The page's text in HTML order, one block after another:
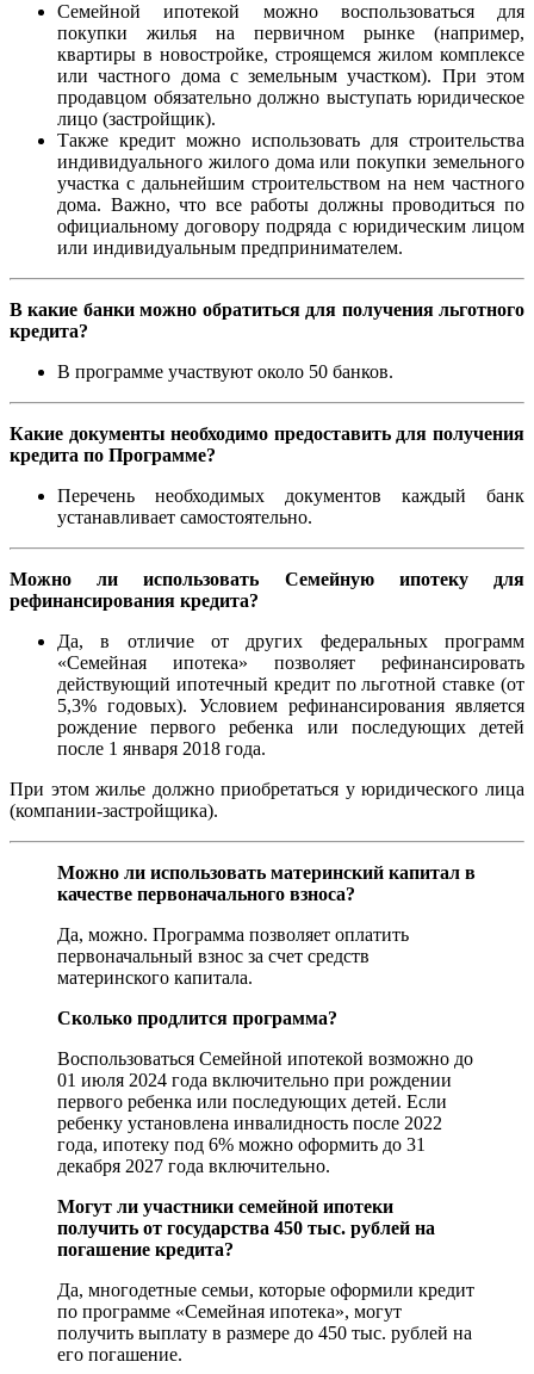
Семейной ипотекой можно воспользоваться для
покупки жилья на первичном рынке (например,
квартиры в новостройке, строящемся жилом комплексе
или частного дома с земельным участком). При этом
продавцом обязательно должно выступать юридическое
лицо (застройщик).
Также кредит можно использовать для строительства
индивидуального жилого дома или покупки земельного
участка с дальнейшим строительством на нем частного
дома. Важно, что все работы должны проводиться по
официальному договору подряда с юридическим лицом
или индивидуальным предпринимателем.
В какие банки можно обратиться для получения льготного
кредита?
В программе участвуют около 50 банков.
Какие документы необходимо предоставить для получения
кредита по Программе?
Перечень необходимых документов каждый банк
устанавливает самостоятельно.
Можно ли использовать Семейную ипотеку для
рефинансирования кредита?
Да, в отличие от других федеральных программ
«Семейная ипотека» позволяет рефинансировать
действующий ипотечный кредит по льготной ставке (от
5,3% годовых). Условием рефинансирования является
рождение первого ребенка или последующих детей
после 1 января 2018 года.
При этом жилье должно приобретаться у юридического лица
(компании-застройщика).
Можно ли использовать материнский капитал в
качестве первоначального взноса?
Да, можно. Программа позволяет оплатить
первоначальный взнос за счет средств
материнского капитала.
Сколько продлится программа?
Воспользоваться Семейной ипотекой возможно до
01 июля 2024 года включительно при рождении
первого ребенка или последующих детей. Если
ребенку установлена инвалидность после 2022
года, ипотеку под 6% можно оформить до 31
декабря 2027 года включительно.
Могут ли участники семейной ипотеки
получить от государства 450 тыс. рублей на
погашение кредита?
Да, многодетные семьи, которые оформили кредит
по программе «Семейная ипотека», могут
получить выплату в размере до 450 тыс. рублей на
его погашение.